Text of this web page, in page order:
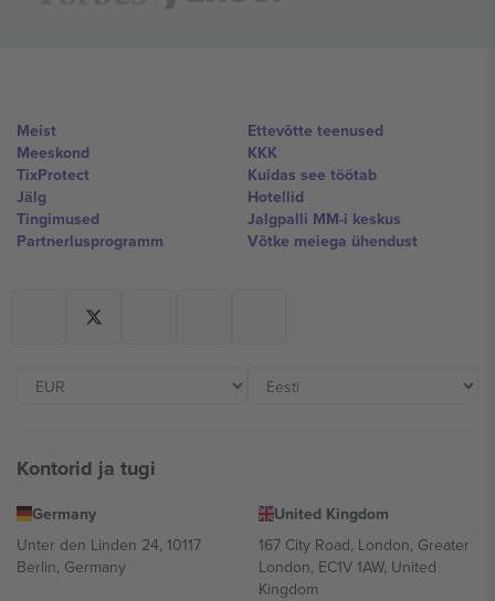
Meist
Meeskond
TixProtect
Jälg
Tingimused
Partnerlusprogramm
Ettevõtte teenused
KKK
Kuidas see töötab
Hotellid
Jalgpalli MM-i keskus
Võtke meiega ühendust
Kontorid ja tugi
Germany
Unter den Linden 24, 10117
Berlin, Germany
United Kingdom
167 City Road, London, Greater
London, EC1V 1AW, United
Kingdom